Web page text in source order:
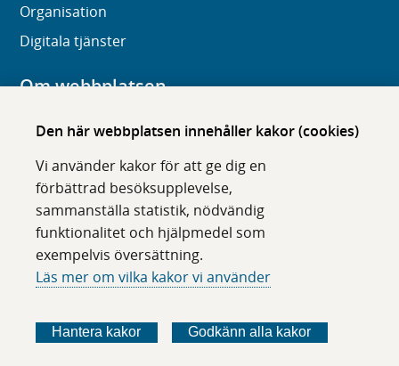
Den här webbplatsen innehåller kakor (cookies)
Vi använder kakor för att ge dig en
förbättrad besöksupplevelse,
sammanställa statistik, nödvändig
funktionalitet och hjälpmedel som
exempelvis översättning.
Läs mer om vilka kakor vi använder
Hantera kakor Godkänn alla kakor
Organisation
Digitala tjänster
Om webbplatsen
Om karolinska.se
Tillgänglighet
Om cookies
Följ oss i sociala medier
ö
l
ö
l
ö
l